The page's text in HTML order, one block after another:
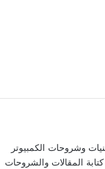
وشروحات الكمبيوتر
المقالات والشروحات